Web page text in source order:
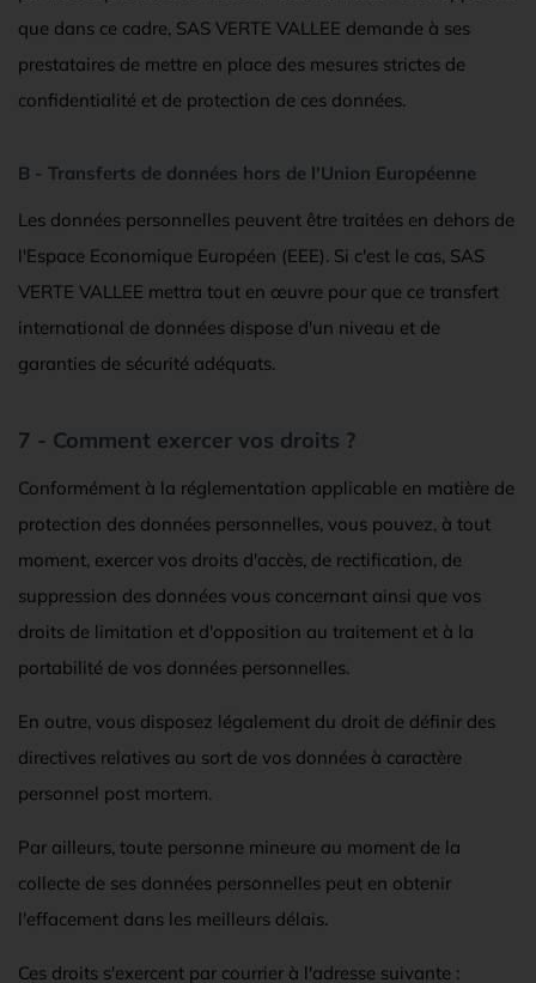
que dans ce cadre, SAS VERTE VALLEE demande à ses
prestataires de mettre en place des mesures strictes de
confidentialité et de protection de ces données.
B - Transferts de données hors de l'Union Européenne
Les données personnelles peuvent être traitées en dehors de
l'Espace Economique Européen (EEE). Si c'est le cas, SAS
VERTE VALLEE mettra tout en œuvre pour que ce transfert
international de données dispose d'un niveau et de
garanties de sécurité adéquats.
7 - Comment exercer vos droits ?
Conformément à la réglementation applicable en matière de
protection des données personnelles, vous pouvez, à tout
moment, exercer vos droits d'accès, de rectification, de
suppression des données vous concernant ainsi que vos
droits de limitation et d'opposition au traitement et à la
portabilité de vos données personnelles.
En outre, vous disposez légalement du droit de définir des
directives relatives au sort de vos données à caractère
personnel post mortem.
Par ailleurs, toute personne mineure au moment de la
collecte de ses données personnelles peut en obtenir
l'effacement dans les meilleurs délais.
Ces droits s'exercent par courrier à l'adresse suivante :